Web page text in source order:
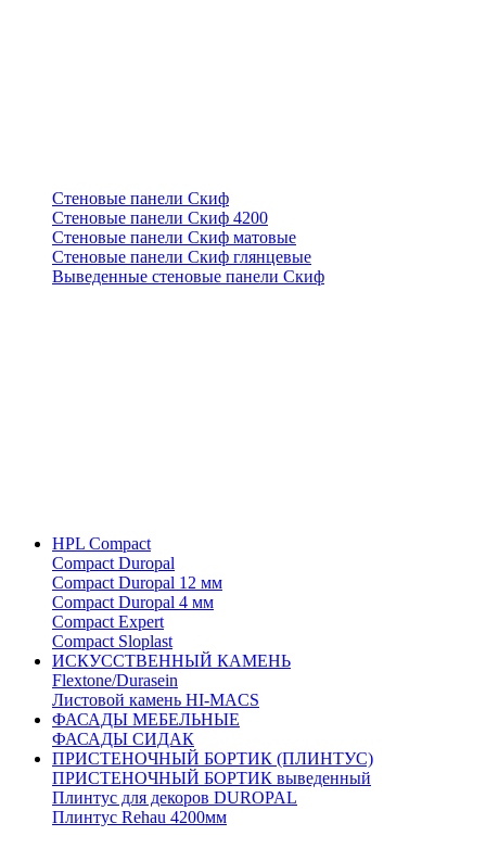
Стеновые панели Скиф
Стеновые панели Скиф 4200
Стеновые панели Скиф матовые
Стеновые панели Скиф глянцевые
Выведенные стеновые панели Скиф
HPL Compact
Compact Duropal
Compact Duropal 12 мм
Compact Duropal 4 мм
Compact Expert
Compact Sloplast
ИСКУССТВЕННЫЙ КАМЕНЬ
Flextone/Durasein
Листовой камень HI-MACS
ФАСАДЫ МЕБЕЛЬНЫЕ
ФАСАДЫ СИДАК
ПРИСТЕНОЧНЫЙ БОРТИК (ПЛИНТУС)
ПРИСТЕНОЧНЫЙ БОРТИК выведенный
Плинтус для декоров DUROPAL
Плинтус Rehau 4200мм